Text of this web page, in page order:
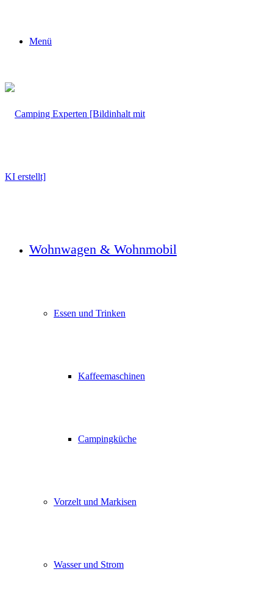
Menü
Wohnwagen & Wohnmobil
Essen und Trinken
Kaffeemaschinen
Campingküche
Vorzelt und Markisen
Wasser und Strom